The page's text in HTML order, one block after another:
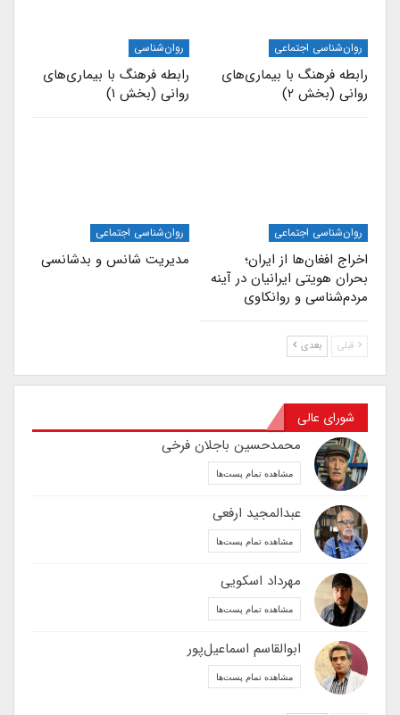
روان‌شناسی اجتماعی
رابطه فرهنگ با بیماری‌های
روانی (بخش ۲)
روان‌شناسی
رابطه فرهنگ با بیماری‌های
روانی (بخش ۱)
روان‌شناسی اجتماعی
اخراج افغان‌ها از ایران؛
بحران هویتی ایرانیان در آینه
مردم‌شناسی و روانکاوی
روان‌شناسی اجتماعی
مدیریت شانس و بدشانسی
قبلی بعدی
شورای عالی
محمدحسین باجلان فرخی
مشاهده تمام پست‌ها
عبدالمجید ارفعی
مشاهده تمام پست‌ها
مهرداد اسکویی
مشاهده تمام پست‌ها
ابوالقاسم اسماعیل‌پور
مشاهده تمام پست‌ها